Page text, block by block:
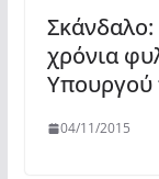
Σκάνδαλο:
χρόνια
Υπουργού
04/11/2015